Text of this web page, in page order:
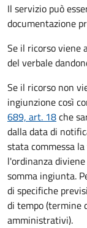
Il servizio può
documentazione
Se il ricorso viene
del verbale
Se il ricorso non
ingiunzione così
689, art. 18che
dalla data di
stata commessa
l'ordinanza
somma ingiunta.
di specifiche
di tempo (termine
amministrativi).